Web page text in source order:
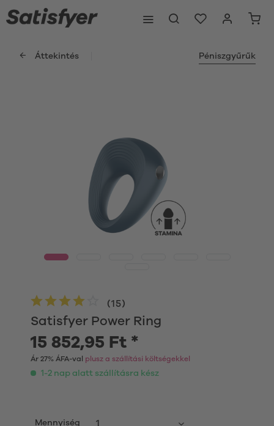
Áttekintés Péniszgyűrűk
Satisfyer Power Ring
(15)
15 852,95 Ft *
Ár 27% ÁFA-val plusz a szállítási költségekkel
1-2 nap alatt szállításra kész
Mennyiség